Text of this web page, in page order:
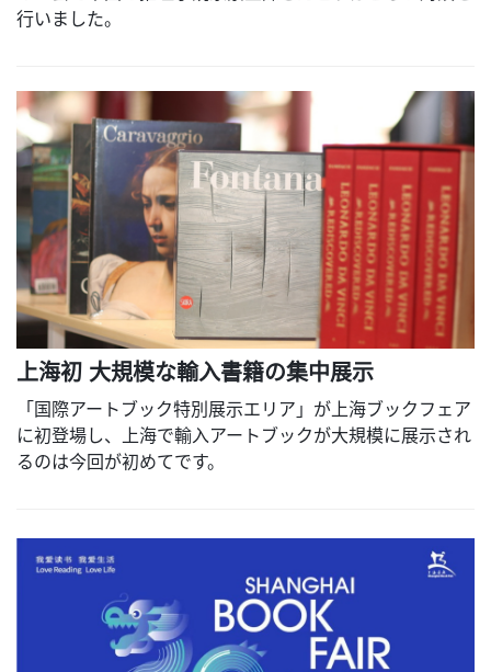
行いました。
上海初 大規模な輸入書籍の集中展示
「国際アートブック特別展示エリア」が上海ブックフェア
に初登場し、上海で輸入アートブックが大規模に展示され
るのは今回が初めてです。